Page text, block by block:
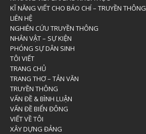
KĨ NĂNG VIẾT CHO BÁO CHÍ – TRUYỀN THÔNG
LIÊN HỆ
NGHIÊN CỨU TRUYỀN THÔNG
NHÂN VẬT – SỰ KIỆN
PHÓNG SỰ DÂN SINH
TÔI VIẾT
TRANG CHỦ
TRANG THƠ – TẢN VĂN
TRUYỀN THÔNG
VẤN ĐỀ & BÌNH LUẬN
VẤN ĐỀ BIỂN ĐÔNG
VIẾT VỀ TÔI
XÂY DỰNG ĐẢNG